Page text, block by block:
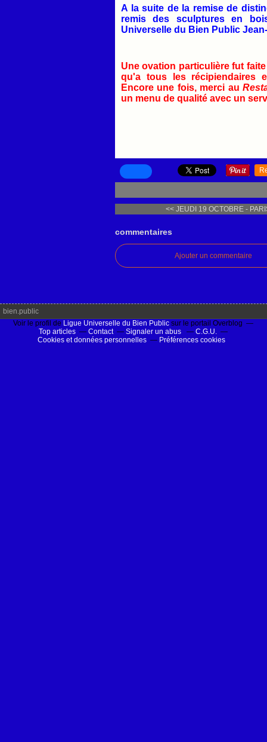
A la suite de la remise de
remis des sculptures en
Universelle du Bien Public
Une ovation particulière fut
qu'a tous les récipiendaires
Encore une fois, merci au
un menu de qualité avec un
<< JEUDI 19 OCTOBRE -
commentaires
Ajouter un commentaire
bien.public
Voir le profil de Ligue Universelle du Bien Public sur le portail Overblog
Top articles
Contact Signaler un abus
C.G.U.
Cookies et données personnelles
Préférences cookies